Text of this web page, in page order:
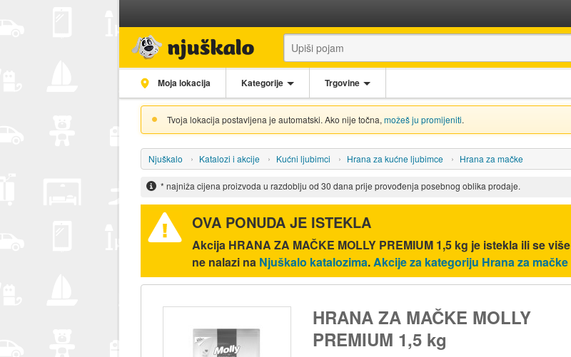
Moja lokacija Kategorije Trgovine
Tvoja lokacija postavljena je automatski. Ako nije točna, možeš ju promijeniti.
Njuškalo Katalozi i akcije Kućni ljubimci Hrana za kućne ljubimce Hrana za mačke
* najniža cijena proizvoda u razdoblju od 30 dana prije provođenja posebnog oblika prodaje.
OVA PONUDA JE ISTEKLA
Akcija HRANA ZA MAČKE MOLLY PREMIUM 1,5 kg je istekla ili se više
ne nalazi na Njuškalo katalozima. Akcije za kategoriju Hrana za mačke
HRANA ZA MAČKE MOLLY
PREMIUM 1,5 kg